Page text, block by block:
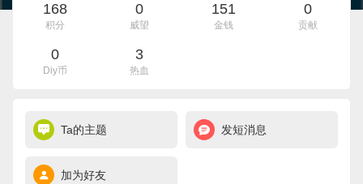
168
积分
0
威望
151
金钱
0
贡献
0
Diy币
3
热血
Ta的主题 发短消息
加为好友